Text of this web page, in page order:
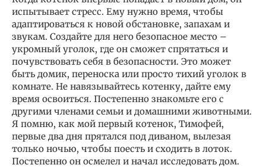
испытывает стресс. Ему нужно время, чтобы
адаптироваться к новой обстановке, запахам и
звукам. Создайте для него безопасное место –
укромный уголок, где он сможет спрятаться и
почувствовать себя в безопасности. Это может
быть домик, переноска или просто тихий уголок в
комнате. Не навязывайтесь котенку, дайте ему
время освоиться. Постепенно знакомьте его с
другими членами семьи и домашними животными.
Я помню, как мой первый котенок, Тимофей,
первые два дня прятался под диваном, вылезая
только ночью, чтобы поесть и сходить в лоток.
Постепенно он осмелел и начал исследовать дом.